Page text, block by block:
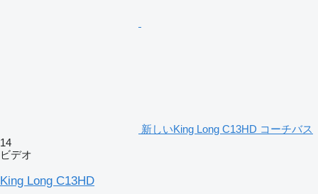
新しいKing Long C13HD コーチバス
14
ビデオ
King Long C13HD